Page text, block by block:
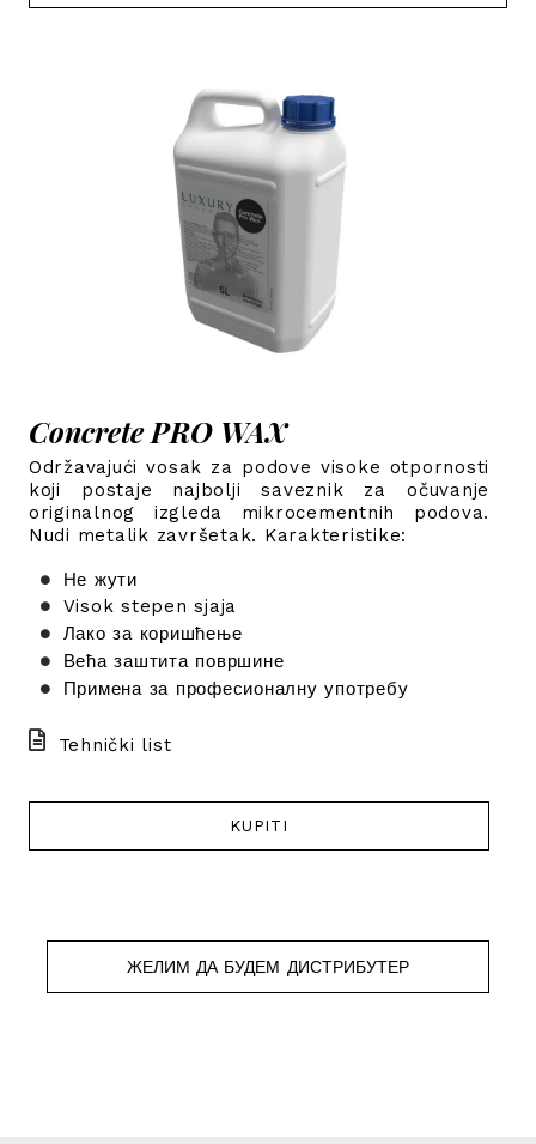
Concrete PRO WAX
Održavajući vosak za podove visoke otpornosti
koji postaje najbolji saveznik za očuvanje
originalnog izgleda mikrocementnih podova.
Nudi metalik završetak. Karakteristike:
Не жути
Visok stepen sjaja
Лако за коришћење
Већа заштита површине
Примена за професионалну употребу
Tehnički list
KUPITI
ЖЕЛИМ ДА БУДЕМ ДИСТРИБУТЕР